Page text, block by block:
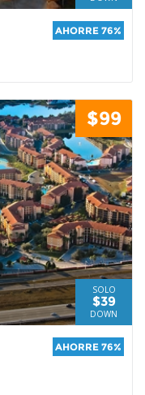
AHORRE 76%
$99
SOLO
$39
DOWN
AHORRE 76%